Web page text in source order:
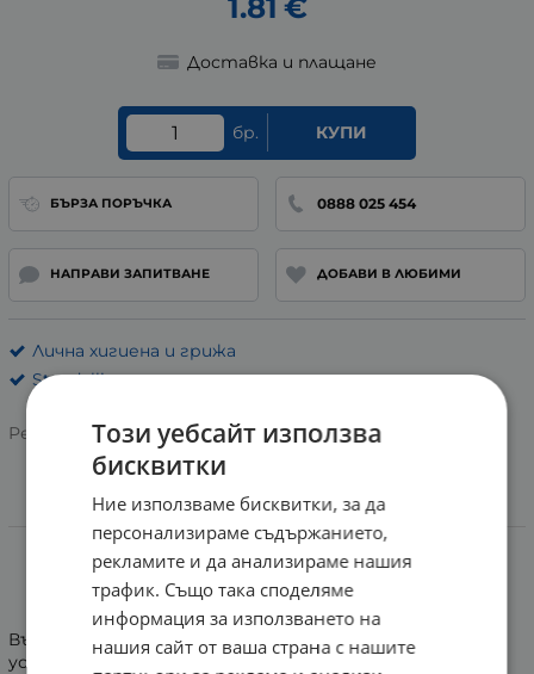
Доставка и плащане
бр. КУПИ
БЪРЗА ПОРЪЧКА 0888 025 454
НАПРАВИ ЗАПИТВАНЕ ДОБАВИ В ЛЮБИМИ
Лична хигиена и грижа
Standelli
Рейтинг:
Информация
СТАНДЕЛИ ГРЕБЕН ТУПИРАНЕ/
ТОПЛИННА ЗАЩИТА 780404
Въглероден гребен за разделяне/тупиране на коса,
устойчив на температура до 230 градуса.
Този уебсайт използва
бисквитки
Ние използваме бисквитки, за да
персонализираме съдържанието,
рекламите и да анализираме нашия
трафик. Също така споделяме
информация за използването на
нашия сайт от ваша страна с нашите